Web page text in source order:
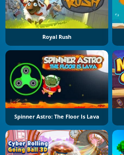
Royal Rush
Spinner Astro: The Floor Is Lava